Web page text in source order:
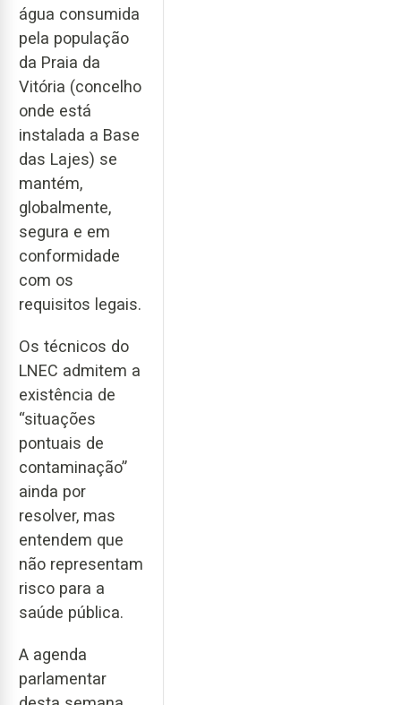
água consumida
pela população
da Praia da
Vitória (concelho
onde está
instalada a Base
das Lajes) se
mantém,
globalmente,
segura e em
conformidade
com os
requisitos legais.
Os técnicos do
LNEC admitem a
existência de
“situações
pontuais de
contaminação”
ainda por
resolver, mas
entendem que
não representam
risco para a
saúde pública.
A agenda
parlamentar